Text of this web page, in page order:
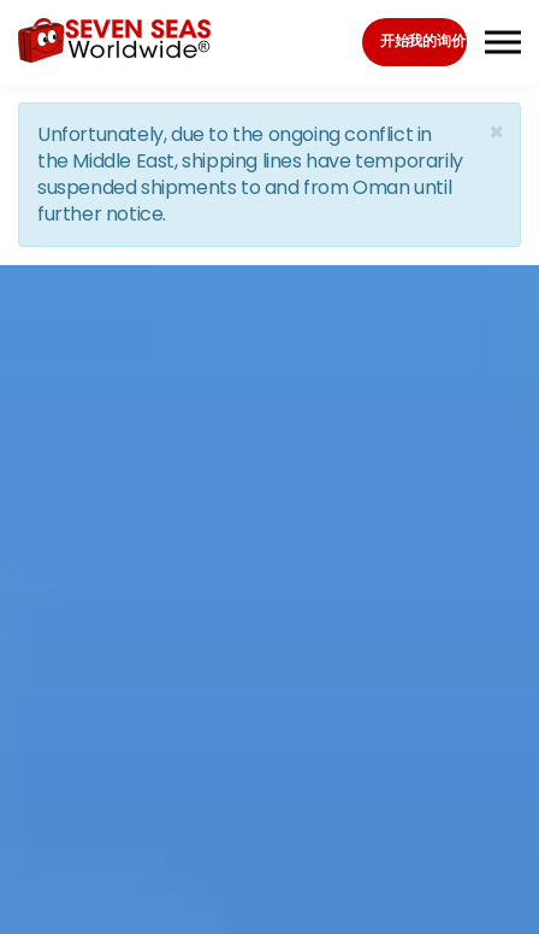
Skip to the content
开始我的询价
×
Unfortunately, due to the ongoing conflict in
the Middle East, shipping lines have temporarily
suspended shipments to and from Oman until
further notice.